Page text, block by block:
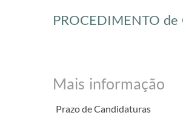
PROCEDIMENTO
Mais informação
​Prazo de Candidaturas